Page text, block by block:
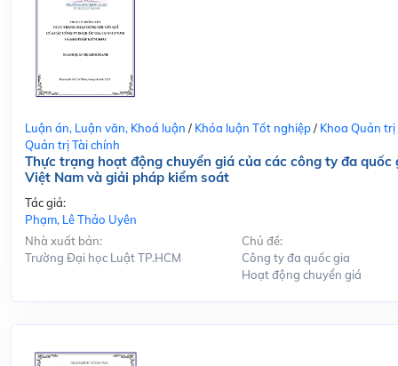
Luận án, Luận văn, Khoá luận / Khóa luận Tốt nghiệp/ Khoa Quản trị
Quản trị Tài chính
Thực trạng hoạt động chuyển giá của các công ty đa quốc
Việt Nam và giải pháp kiểm soát
Tác giả:
Phạm, Lê Thảo Uyên
Nhà xuất bản:
Trường Đại học Luật TP.HCM
Chủ đề:
Công ty đa quốc gia
Hoạt động chuyển giá